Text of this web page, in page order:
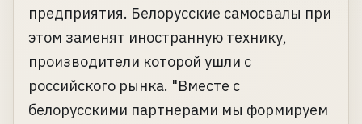
предприятия. Белорусские самосвалы при
этом заменят иностранную технику,
производители которой ушли с
российского рынка. "Вместе с
белорусскими партнерами мы формируем